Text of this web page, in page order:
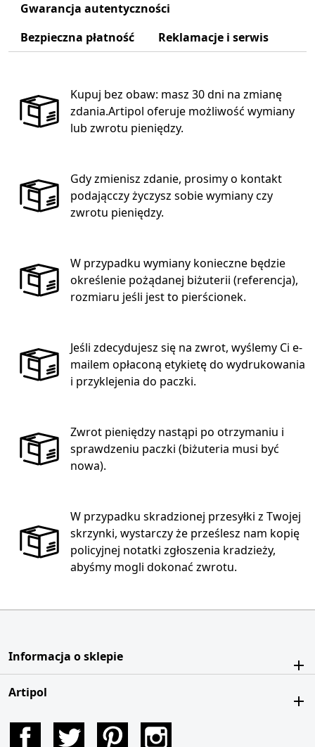
Gwarancja autentyczności
Bezpieczna płatność
Reklamacje i serwis
Kupuj bez obaw: masz 30 dni na zmianę
zdania.Artipol oferuje możliwość wymiany
lub zwrotu pieniędzy.
Gdy zmienisz zdanie, prosimy o kontakt
podającczy życzysz sobie wymiany czy
zwrotu pieniędzy.
W przypadku wymiany konieczne będzie
określenie pożądanej biżuterii (referencja),
rozmiaru jeśli jest to pierścionek.
Jeśli zdecydujesz się na zwrot, wyślemy Ci e-
mailem opłaconą etykietę do wydrukowania
i przyklejenia do paczki.
Zwrot pieniędzy nastąpi po otrzymaniu i
sprawdzeniu paczki (biżuteria musi być
nowa).
W przypadku skradzionej przesyłki z Twojej
skrzynki, wystarczy że prześlesz nam kopię
policyjnej notatki zgłoszenia kradzieży,
abyśmy mogli dokonać zwrotu.
Informacja o sklepie
Artipol
Facebook Twitter Pinterest